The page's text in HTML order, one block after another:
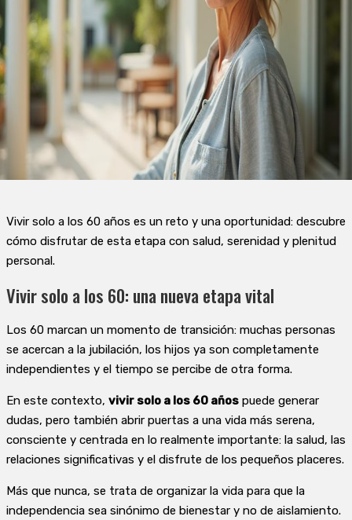
Vivir solo a los 60 años es un reto y una oportunidad: descubre
cómo disfrutar de esta etapa con salud, serenidad y plenitud
personal.
Vivir solo a los 60: una nueva etapa vital
Los 60 marcan un momento de transición: muchas personas
se acercan a la jubilación, los hijos ya son completamente
independientes y el tiempo se percibe de otra forma.
En este contexto, vivir solo a los 60 años puede generar
dudas, pero también abrir puertas a una vida más serena,
consciente y centrada en lo realmente importante: la salud, las
relaciones significativas y el disfrute de los pequeños placeres.
Más que nunca, se trata de organizar la vida para que la
independencia sea sinónimo de bienestar y no de aislamiento.